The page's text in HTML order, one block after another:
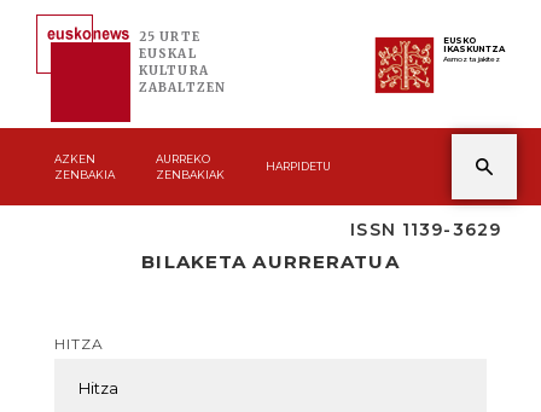
25 URTE
EUSKAL
KULTURA
ZABALTZEN
EUSKO
IKASKUNTZA
Asmoz ta jakitez
AZKEN
ZENBAKIA
AURREKO
ZENBAKIAK
HARPIDETU
ISSN 1139-3629
BILAKETA AURRERATUA
HITZA